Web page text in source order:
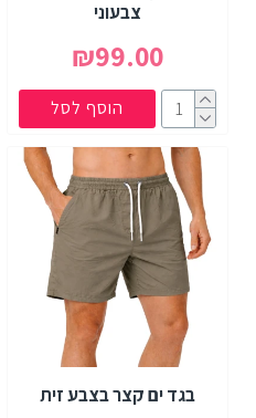
צבעוני
₪99.00
הוסף לסל
בגד ים קצר בצבע זית